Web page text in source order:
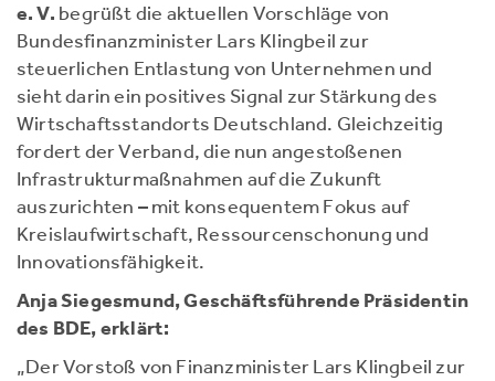
e. V. begrüßt die aktuellen Vorschläge von
Bundesfinanzminister Lars Klingbeil zur
steuerlichen Entlastung von Unternehmen und
sieht darin ein positives Signal zur Stärkung des
Wirtschaftsstandorts Deutschland. Gleichzeitig
fordert der Verband, die nun angestoßenen
Infrastrukturmaßnahmen auf die Zukunft
auszurichten – mit konsequentem Fokus auf
Kreislaufwirtschaft, Ressourcenschonung und
Innovationsfähigkeit.
Anja Siegesmund, Geschäftsführende Präsidentin
des BDE, erklärt:
„Der Vorstoß von Finanzminister Lars Klingbeil zur